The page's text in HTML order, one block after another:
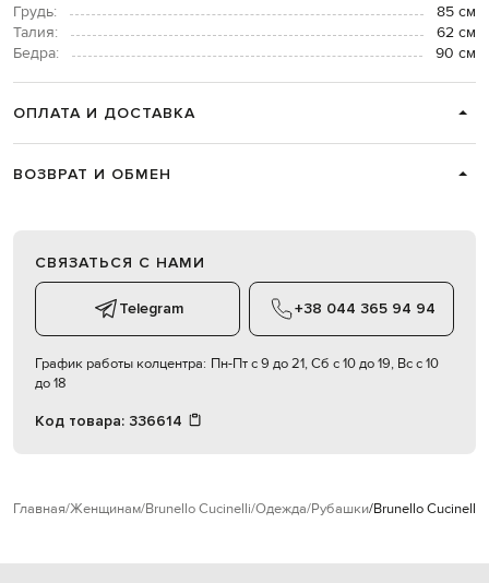
Грудь:
85 см
Талия:
62 см
Бедра:
90 см
ОПЛАТА И ДОСТАВКА
ВОЗВРАТ И ОБМЕН
СВЯЗАТЬСЯ С НАМИ
Telegram +38 044 365 94 94
График работы колцентра: Пн-Пт с 9 до 21, Сб с 10 до 19, Вс с 10
до 18
Код товара: 336614
Главная Женщинам Brunello Cucinelli Одежда Рубашки Brunello Cucinelli